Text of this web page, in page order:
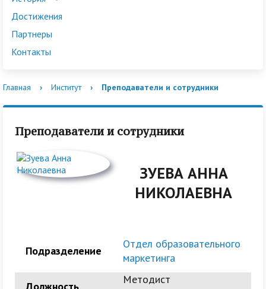
Достижения
Партнеры
Контакты
Главная › Институт › Преподаватели и сотрудники
Преподаватели и сотрудники
ЗУЕВА АННА
НИКОЛАЕВНА
Подразделение
Отдел образовательного
маркетинга
Методист